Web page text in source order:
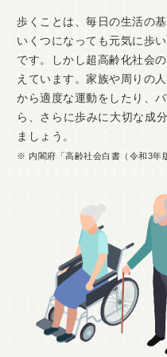
歩くことは、毎日の生活の基
いくつになっても元気に歩
です。しかし超高齢化社会
えています。家族や周りの
から適度な運動をしたり、
ら、さらに歩みに大切な成
ましょう。
※ 内閣府「高齢社会白書（令和3年